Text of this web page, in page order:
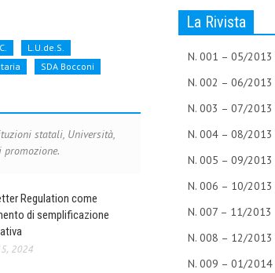
L.U.de.S.
SDA Bocconi
statali, Università,
Regulation come
di semplificazione
2024
La Rivista
N. 001 – 05/2013
N. 002 – 06/2013
N. 003 – 07/2013
N. 004 – 08/2013
N. 005 – 09/2013
N. 006 – 10/2013
N. 007 – 11/2013
N. 008 – 12/2013
N. 009 – 01/2014